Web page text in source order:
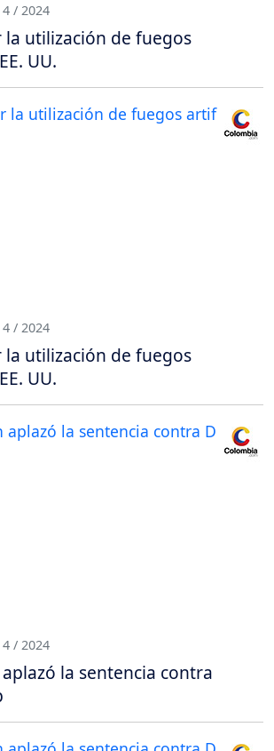
/ 2024
la utilización de fuegos
UU.
/ 2024
la utilización de fuegos
UU.
/ 2024
la sentencia contra